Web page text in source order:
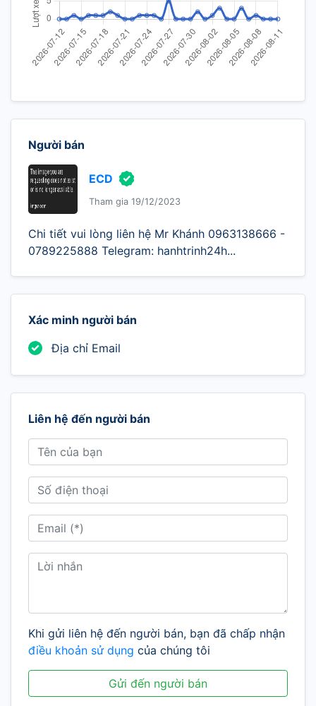
Người bán
ECD
Tham gia 19/12/2023
Chi tiết vui lòng liên hệ Mr Khánh 0963138666 -
0789225888 Telegram: hanhtrinh24h...
Xác minh người bán
Địa chỉ Email
Liên hệ đến người bán
Khi gửi liên hệ đến người bán, bạn đã chấp nhận
điều khoản sử dụng của chúng tôi
Gửi đến người bán